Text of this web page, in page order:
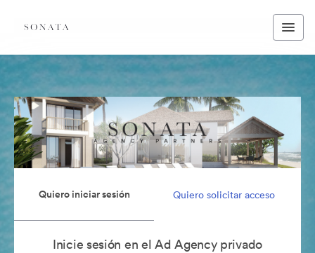
Quiero iniciar sesión Quiero solicitar acceso
Inicie sesión en el Ad Agency privado